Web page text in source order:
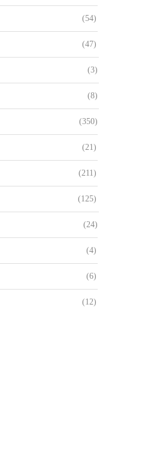
(54)
(47)
(3)
(8)
(350)
(21)
(211)
(125)
(24)
(4)
(6)
(12)